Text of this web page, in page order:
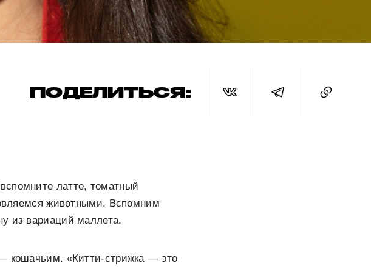
ПОДЕЛИТЬСЯ:
латте, томатный
животными. Вспомним
из вариаций маллета.
кошачьим. «Китти-стрижка — это